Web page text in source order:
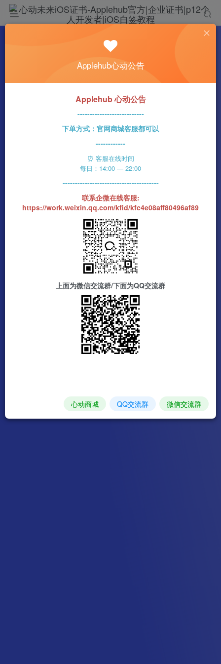
科技资讯
iPhone 15机型发布 苹果已经停售了iPhone
13 mini
2023-09-13 n1ght_Ra1n
Applehub心动公告
Applehub 心动公告
---------------------------
下单方式：官网商城客服都可以
------------
⏰ 客服在线时间
每日：14:00 — 22:00
---------------------------------------
联系企微在线客服:
https://work.weixin.qq.com/kfid/kfc4e08aff80496af89
上面为微信交流群/下面为QQ交流群
心动商城 QQ交流群 微信交流群